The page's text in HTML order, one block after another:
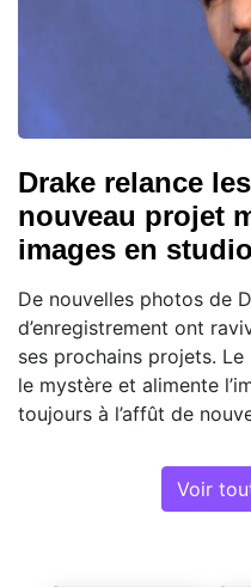
Drake relance
nouveau projet
images en studio
De nouvelles photos de
d’enregistrement ont
ses prochains projets.
le mystère et alimente
toujours à l’affût de
Voir